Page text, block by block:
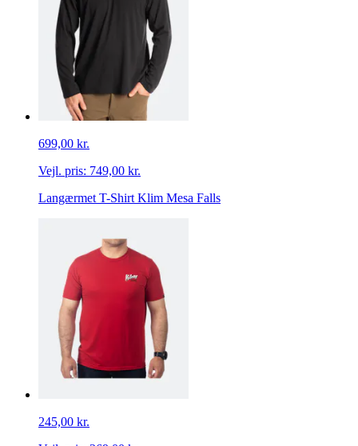
699,00 kr.
Vejl. pris: 749,00 kr.
Langærmet T-Shirt Klim Mesa Falls
245,00 kr.